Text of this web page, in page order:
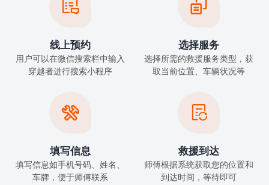

线上预约
用户可以在微信搜索栏中输入
穿越者进行搜索小程序

选择服务
选择所需的救援服务类型，获
取当前位置、车辆状况等

填写信息
填写信息如手机号码、姓名、
车牌，便于师傅联系

救援到达
师傅根据系统获取您的位置和
到达时间，等待即可